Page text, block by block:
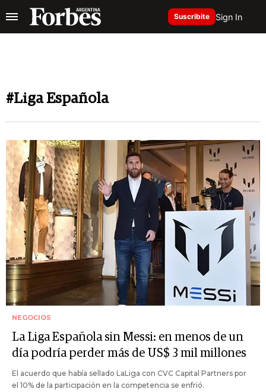
Suscribite Sign In
#Liga Española
NEGOCIOS
La Liga Española sin Messi: en menos de un
día podría perder más de US$ 3 mil millones
El acuerdo que había sellado LaLiga con CVC Capital Partners por
el 10% de la participación en la competencia se enfrió.